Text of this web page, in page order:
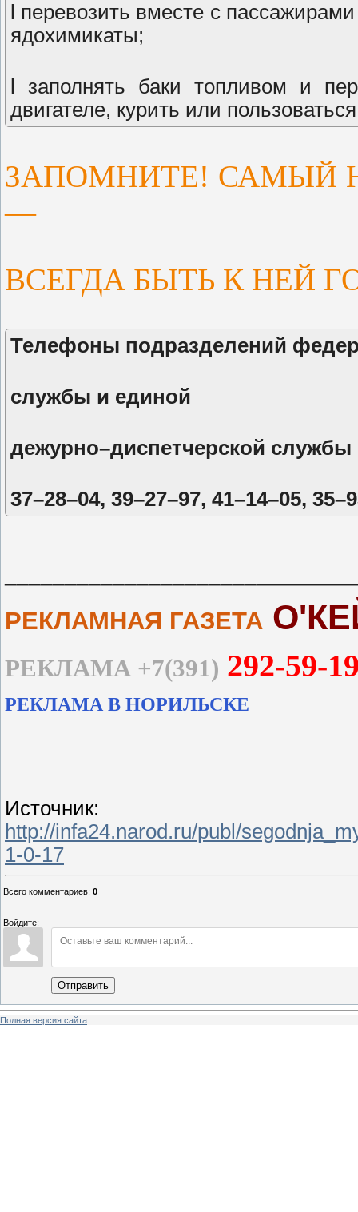
l перевозить вместе с
ядохимикаты;
l заполнять баки топливом и
двигателе, курить или
ЗАПОМНИТЕ! САМЫЙ
—
ВСЕГДА БЫТЬ К НЕЙ
Телефоны подразделений
службы и единой
дежурно–диспетчерской
37–28–04, 39–27–97, 41–14–05,
РЕКЛАМНАЯ ГАЗЕТА О'
РЕКЛАМА +7(391) 292-59-
РЕКЛАМА В НОРИЛЬСКЕ
Источник:
http://infa24.narod.ru/publ/
1-0-17
Всего комментариев: 0
Войдите:
Отправить
Полная версия сайта